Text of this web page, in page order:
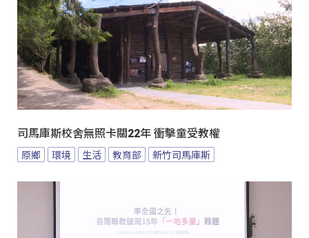
司馬庫斯校舍無照卡關22年 衝擊童受教權
原鄉 環境 生活 教育部 新竹司馬庫斯